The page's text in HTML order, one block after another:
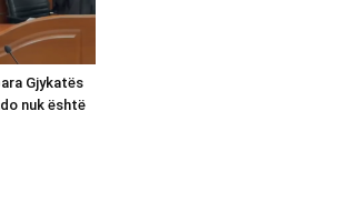
Gjykatës
nuk është